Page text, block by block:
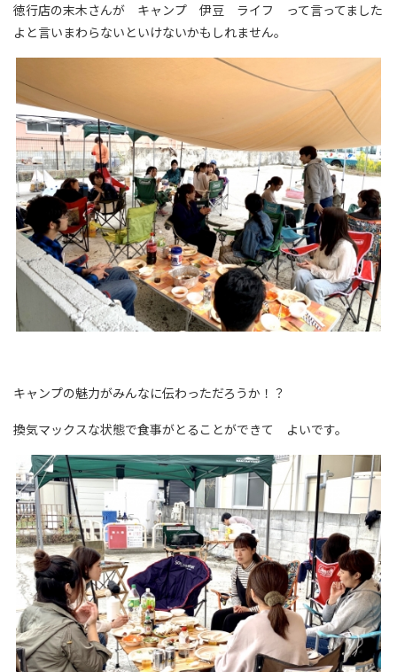
徳行店の末木さんが キャンプ 伊豆 ライフ って言ってました
よと言いまわらないといけないかもしれません。
キャンプの魅力がみんなに伝わっただろうか！？
換気マックスな状態で食事がとることができて よいです。